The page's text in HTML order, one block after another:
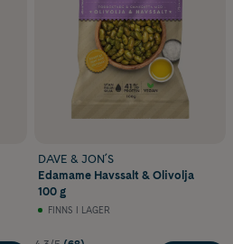
DAVE & JON´S
Edamame Havssalt & Olivolja
100 g
FINNS I LAGER